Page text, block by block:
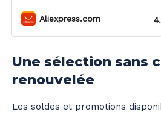
Aliexpress.com
Une sélection sans
renouvelée
Les soldes et promotions